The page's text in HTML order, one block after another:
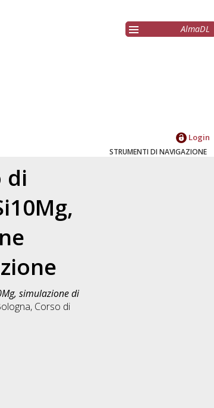
AlmaDL
Login
STRUMENTI DI NAVIGAZIONE
di
simulazione di
Corso di